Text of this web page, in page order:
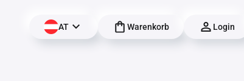
AT Warenkorb Login